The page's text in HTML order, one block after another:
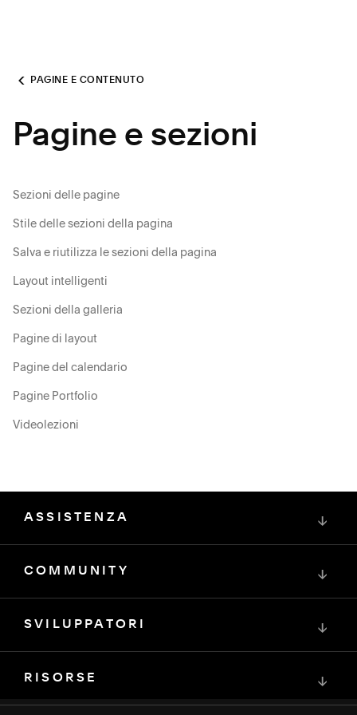
PAGINE E CONTENUTO
Pagine e sezioni
Sezioni delle pagine
Stile delle sezioni della pagina
Salva e riutilizza le sezioni della pagina
Layout intelligenti
Sezioni della galleria
Pagine di layout
Pagine del calendario
Pagine Portfolio
Videolezioni
ASSISTENZA ↓
COMMUNITY ↓
SVILUPPATORI ↓
RISORSE ↓